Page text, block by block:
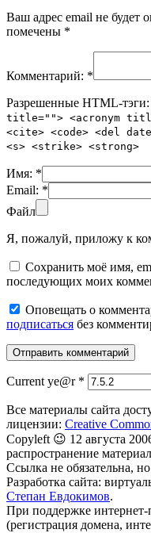
Ваш адрес email не будет
помечены *
Комментарий: *
Разрешенные HTML-тэги:
title=""> <acronym
<cite> <code> <del
<s> <strike> <strong>
Имя: *
Email: *
Файл
Я, пожалуй, приложу к
Сохранить моё имя,
последующих моих
Оповещать о
подписаться без
Current ye@r *
Все материалы сайта
лицензии: Creative
Copyleft 😉 12 августа
распространение
Ссылка не обязательна,
Разработка сайта:
Степан Евдокимов.
При поддержке интернет-
(регистрация домена,